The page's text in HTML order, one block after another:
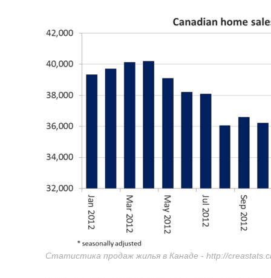
Статистика продаж жилья в Канаде - http://